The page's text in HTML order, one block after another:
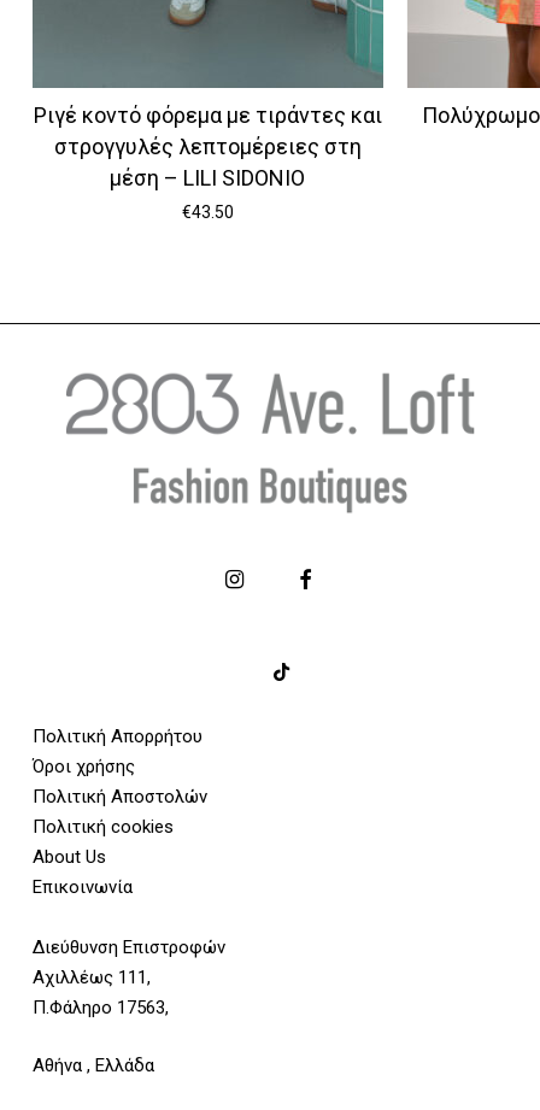
Ριγέ κοντό φόρεμα με τιράντες και
στρογγυλές λεπτομέρειες στη
μέση – LILI SIDONIO
€43.50
Πολιτική Απορρήτου
Όροι χρήσης
Πολιτική Αποστολών
Πολιτική cookies
About Us
Επικοινωνία
Διεύθυνση Επιστροφών
Αχιλλέως 111,
Π.Φάληρο 17563,
Αθήνα , Ελλάδα